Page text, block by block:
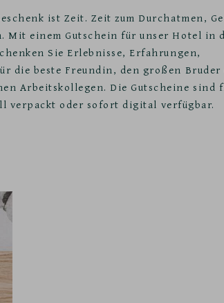
ist Zeit. Zeit zum Durchatmen,
Mit einem Gutschein für unser Hotel in
Sie Erlebnisse, Erfahrungen,
die beste Freundin, den großen Bruder
Arbeitskollegen. Die Gutscheine sind
verpackt oder sofort digital verfügbar.